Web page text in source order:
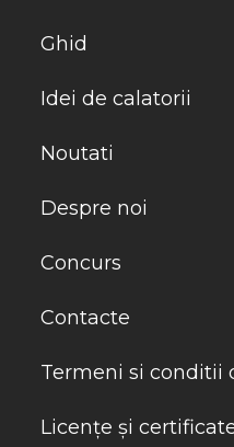
Ghid
Idei de calatorii
Noutati
Despre noi
Concurs
Contacte
Termeni si conditii
Licențe și